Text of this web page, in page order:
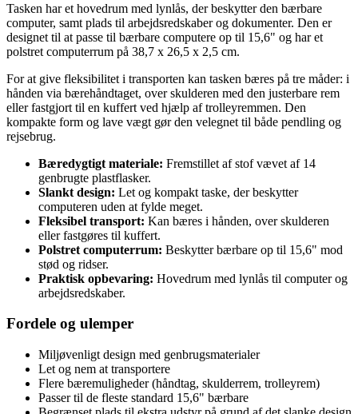
Tasken har et hovedrum med lynlås, der beskytter den bærbare
computer, samt plads til arbejdsredskaber og dokumenter. Den er
designet til at passe til bærbare computere op til 15,6" og har et
polstret computerrum på 38,7 x 26,5 x 2,5 cm.
For at give fleksibilitet i transporten kan tasken bæres på tre måder: i
hånden via bærehåndtaget, over skulderen med den justerbare rem
eller fastgjort til en kuffert ved hjælp af trolleyremmen. Den
kompakte form og lave vægt gør den velegnet til både pendling og
rejsebrug.
Bæredygtigt materiale: Fremstillet af stof vævet af 14
genbrugte plastflasker.
Slankt design: Let og kompakt taske, der beskytter
computeren uden at fylde meget.
Fleksibel transport: Kan bæres i hånden, over skulderen
eller fastgøres til kuffert.
Polstret computerrum: Beskytter bærbare op til 15,6" mod
stød og ridser.
Praktisk opbevaring: Hovedrum med lynlås til computer og
arbejdsredskaber.
Fordele og ulemper
Miljøvenligt design med genbrugsmaterialer
Let og nem at transportere
Flere bæremuligheder (håndtag, skulderrem, trolleyrem)
Passer til de fleste standard 15,6" bærbare